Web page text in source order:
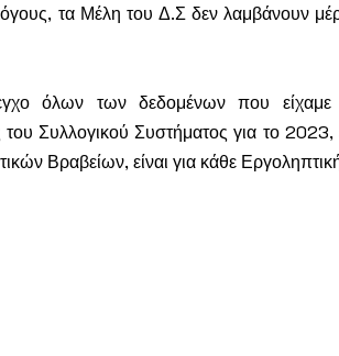
τα Μέλη του Δ.Σ δεν λαμβάνουν
όλων των δεδομένων που
Συλλογικού Συστήματος για το
Βραβείων, είναι για κάθε